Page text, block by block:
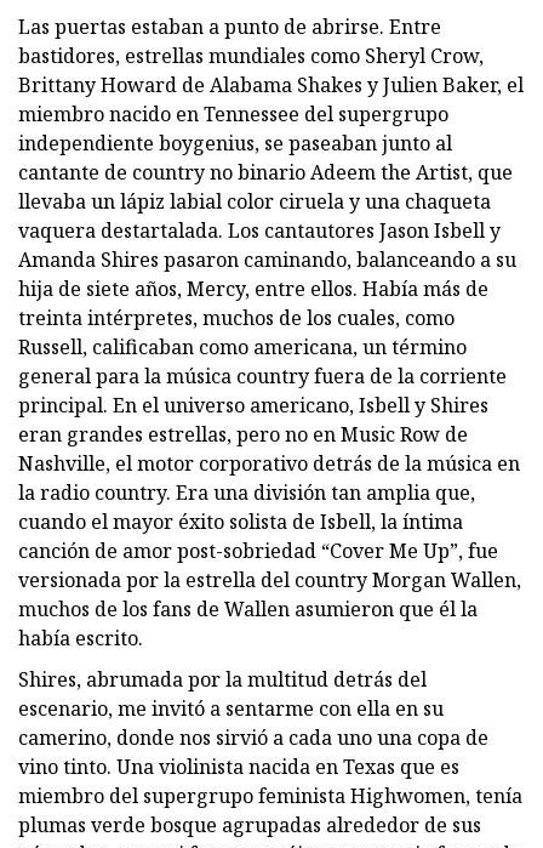
Las puertas estaban a punto de abrirse. Entre
bastidores, estrellas mundiales como Sheryl Crow,
Brittany Howard de Alabama Shakes y Julien Baker, el
miembro nacido en Tennessee del supergrupo
independiente boygenius, se paseaban junto al
cantante de country no binario Adeem the Artist, que
llevaba un lápiz labial color ciruela y una chaqueta
vaquera destartalada. Los cantautores Jason Isbell y
Amanda Shires pasaron caminando, balanceando a su
hija de siete años, Mercy, entre ellos. Había más de
treinta intérpretes, muchos de los cuales, como
Russell, calificaban como americana, un término
general para la música country fuera de la corriente
principal. En el universo americano, Isbell y Shires
eran grandes estrellas, pero no en Music Row de
Nashville, el motor corporativo detrás de la música en
la radio country. Era una división tan amplia que,
cuando el mayor éxito solista de Isbell, la íntima
canción de amor post-sobriedad “Cover Me Up”, fue
versionada por la estrella del country Morgan Wallen,
muchos de los fans de Wallen asumieron que él la
había escrito.
Shires, abrumada por la multitud detrás del
escenario, me invitó a sentarme con ella en su
camerino, donde nos sirvió a cada uno una copa de
vino tinto. Una violinista nacida en Texas que es
miembro del supergrupo feminista Highwomen, tenía
plumas verde bosque agrupadas alrededor de sus